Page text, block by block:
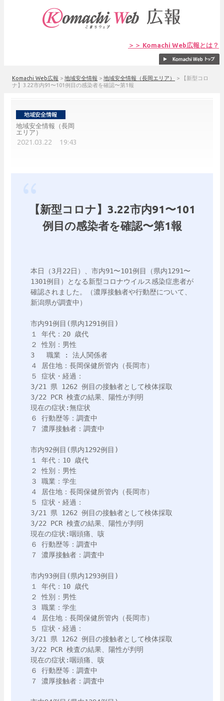
＞＞ Komachi Web広報とは？
Komachi Web広報 > 地域安全情報 > 地域安全情報（長岡エリア） >
【新型コロ
ナ】3.22市内91〜101例目の感染者を確認〜第1報
地域安全情報（長岡
エリア）
2021.03.22 19:43
【新型コロナ】3.22市内91〜101
例目の感染者を確認〜第1報
本日（3月22日）、市内91〜101例目（県内1291〜
1301例目）となる新型コロナウイルス感染症患者が
確認されました。（濃厚接触者や行動歴について、
新潟県が調査中）
市内91例目(県内1291例目)
１ 年代：20 歳代
２ 性別：男性
3   職業 : 法人関係者
４ 居住地：長岡保健所管内（長岡市）
５ 症状・経過：
3/21 県 1262 例目の接触者として検体採取
3/22 PCR 検査の結果、陽性が判明
現在の症状:無症状
６ 行動歴等：調査中
７ 濃厚接触者：調査中
市内92例目(県内1292例目)
１ 年代：10 歳代
２ 性別：男性
３ 職業：学生
４ 居住地：長岡保健所管内（長岡市）
５ 症状・経過：
3/21 県 1262 例目の接触者として検体採取
3/22 PCR 検査の結果、陽性が判明
現在の症状:咽頭痛、咳
６ 行動歴等：調査中
７ 濃厚接触者：調査中
市内93例目(県内1293例目)
１ 年代：10 歳代
２ 性別：男性
３ 職業：学生
４ 居住地：長岡保健所管内（長岡市）
５ 症状・経過：
3/21 県 1262 例目の接触者として検体採取
3/22 PCR 検査の結果、陽性が判明
現在の症状:咽頭痛、咳
６ 行動歴等：調査中
７ 濃厚接触者：調査中